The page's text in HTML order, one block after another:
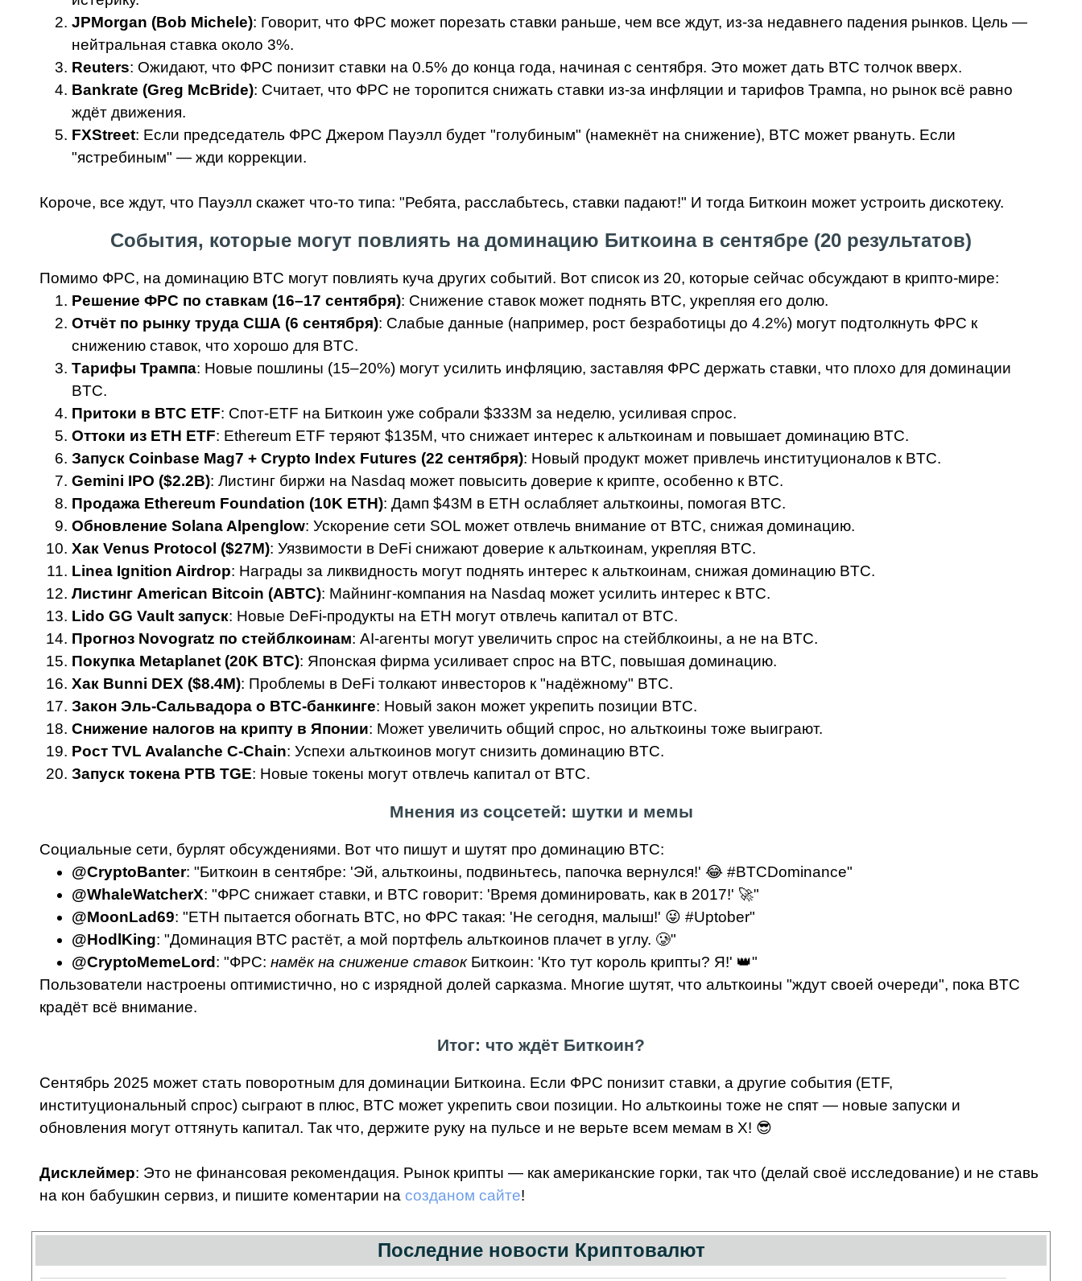
JPMorgan (Bob Michele): Говорит, что ФРС может порезать ставки раньше, чем все ждут, из-за недавнего падения рынков. Цель —
нейтральная ставка около 3%.
Reuters: Ожидают, что ФРС понизит ставки на 0.5% до конца года, начиная с сентября. Это может дать BTC толчок вверх.
Bankrate (Greg McBride): Считает, что ФРС не торопится снижать ставки из-за инфляции и тарифов Трампа, но рынок всё равно
ждёт движения.
FXStreet: Если председатель ФРС Джером Пауэлл будет "голубиным" (намекнёт на снижение), BTC может рвануть. Если
"ястребиным" — жди коррекции.
Короче, все ждут, что Пауэлл скажет что-то типа: "Ребята, расслабьтесь, ставки падают!" И тогда Биткоин может устроить дискотеку.
События, которые могут повлиять на доминацию Биткоина в сентябре (20 результатов)
Помимо ФРС, на доминацию BTC могут повлиять куча других событий. Вот список из 20, которые сейчас обсуждают в крипто-мире:
Решение ФРС по ставкам (16–17 сентября): Снижение ставок может поднять BTC, укрепляя его долю.
Отчёт по рынку труда США (6 сентября): Слабые данные (например, рост безработицы до 4.2%) могут подтолкнуть ФРС к
снижению ставок, что хорошо для BTC.
Тарифы Трампа: Новые пошлины (15–20%) могут усилить инфляцию, заставляя ФРС держать ставки, что плохо для доминации
BTC.
Притоки в BTC ETF: Спот-ETF на Биткоин уже собрали $333M за неделю, усиливая спрос.
Оттоки из ETH ETF: Ethereum ETF теряют $135M, что снижает интерес к альткоинам и повышает доминацию BTC.
Запуск Coinbase Mag7 + Crypto Index Futures (22 сентября): Новый продукт может привлечь институционалов к BTC.
Gemini IPO ($2.2B): Листинг биржи на Nasdaq может повысить доверие к крипте, особенно к BTC.
Продажа Ethereum Foundation (10K ETH): Дамп $43M в ETH ослабляет альткоины, помогая BTC.
Обновление Solana Alpenglow: Ускорение сети SOL может отвлечь внимание от BTC, снижая доминацию.
Хак Venus Protocol ($27M): Уязвимости в DeFi снижают доверие к альткоинам, укрепляя BTC.
Linea Ignition Airdrop: Награды за ликвидность могут поднять интерес к альткоинам, снижая доминацию BTC.
Листинг American Bitcoin (ABTC): Майнинг-компания на Nasdaq может усилить интерес к BTC.
Lido GG Vault запуск: Новые DeFi-продукты на ETH могут отвлечь капитал от BTC.
Прогноз Novogratz по стейблкоинам: AI-агенты могут увеличить спрос на стейблкоины, а не на BTC.
Покупка Metaplanet (20K BTC): Японская фирма усиливает спрос на BTC, повышая доминацию.
Хак Bunni DEX ($8.4M): Проблемы в DeFi толкают инвесторов к "надёжному" BTC.
Закон Эль-Сальвадора о BTC-банкинге: Новый закон может укрепить позиции BTC.
Снижение налогов на крипту в Японии: Может увеличить общий спрос, но альткоины тоже выиграют.
Рост TVL Avalanche C-Chain: Успехи альткоинов могут снизить доминацию BTC.
Запуск токена PTB TGE: Новые токены могут отвлечь капитал от BTC.
Мнения из соцсетей: шутки и мемы
Социальные сети, бурлят обсуждениями. Вот что пишут и шутят про доминацию BTC:
@CryptoBanter: "Биткоин в сентябре: 'Эй, альткоины, подвиньтесь, папочка вернулся!' 😂 #BTCDominance"
@WhaleWatcherX: "ФРС снижает ставки, и BTC говорит: 'Время доминировать, как в 2017!' 🚀"
@MoonLad69: "ETH пытается обогнать BTC, но ФРС такая: 'Не сегодня, малыш!' 😜 #Uptober"
@HodlKing: "Доминация BTC растёт, а мой портфель альткоинов плачет в углу. 🥲"
@CryptoMemeLord : "ФРС:намёк на снижение ставокБиткоин: 'Кто тут король крипты? Я!' 👑"
Пользователи настроены оптимистично, но с изрядной долей сарказма. Многие шутят, что альткоины "ждут своей очереди", пока BTC
крадёт всё внимание.
Итог: что ждёт Биткоин?
Сентябрь 2025 может стать поворотным для доминации Биткоина. Если ФРС понизит ставки, а другие события (ETF,
институциональный спрос) сыграют в плюс, BTC может укрепить свои позиции. Но альткоины тоже не спят — новые запуски и
обновления могут оттянуть капитал. Так что, держите руку на пульсе и не верьте всем мемам в X! 😎
Дисклеймер: Это не финансовая рекомендация. Рынок крипты — как американские горки, так что (делай своё исследование) и не ставь
на кон бабушкин сервиз, и пишите коментарии насозданом сайте!
Последние новости Криптовалют